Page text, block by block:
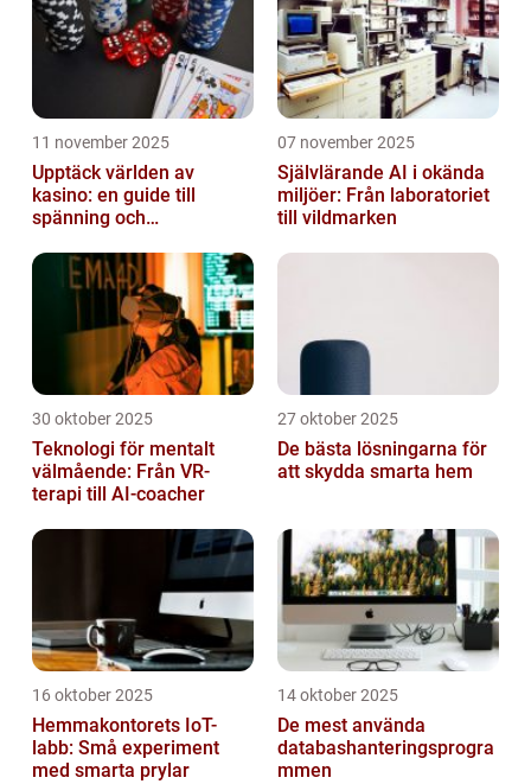
11 november 2025
Upptäck världen av
kasino: en guide till
spänning och
07 november 2025
Självlärande AI i okända
miljöer: Från laboratoriet
till vildmarken
30 oktober 2025
Teknologi för mentalt
välmående: Från VR-
terapi till AI-coacher
27 oktober 2025
De bästa lösningarna för
att skydda smarta hem
16 oktober 2025
Hemmakontorets IoT-
labb: Små experiment
med smarta prylar
14 oktober 2025
De mest använda
databashanteringsprogra
mmen